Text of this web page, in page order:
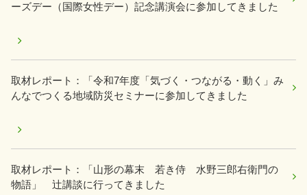
ーズデー（国際女性デー）記念講演会に参加してきました
取材レポート：「令和7年度「気づく・つながる・動く」み
んなでつくる地域防災セミナーに参加してきました
取材レポート：「山形の幕末 若き侍 水野三郎右衛門の
物語」 辻講談に行ってきました